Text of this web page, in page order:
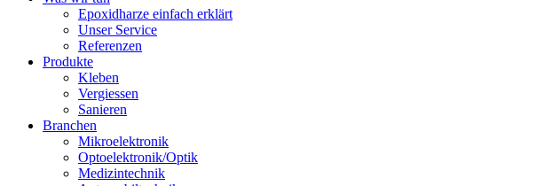
Epoxidharze einfach erklärt
Unser Service
Referenzen
Produkte
Kleben
Vergiessen
Sanieren
Branchen
Mikroelektronik
Optoelektronik/Optik
Medizintechnik